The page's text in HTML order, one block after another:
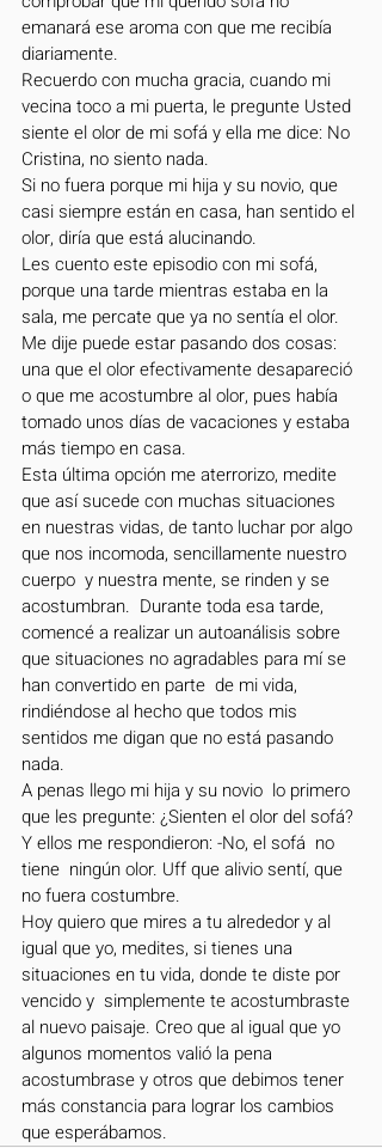
emanará ese aroma con que me recibía
diariamente.
Recuerdo con mucha gracia, cuando mi
vecina toco a mi puerta, le pregunte Usted
siente el olor de mi sofá y ella me dice: No
Cristina, no siento nada.
Si no fuera porque mi hija y su novio, que
casi siempre están en casa, han sentido el
olor, diría que está alucinando.
Les cuento este episodio con mi sofá,
porque una tarde mientras estaba en la
sala, me percate que ya no sentía el olor.
Me dije puede estar pasando dos cosas:
una que el olor efectivamente desapareció
o que me acostumbre al olor, pues había
tomado unos días de vacaciones y estaba
más tiempo en casa.
Esta última opción me aterrorizo, medite
que así sucede con muchas situaciones
en nuestras vidas, de tanto luchar por algo
que nos incomoda, sencillamente nuestro
cuerpo  y nuestra mente, se rinden y se
acostumbran.  Durante toda esa tarde,
comencé a realizar un autoanálisis sobre
que situaciones no agradables para mí se
han convertido en parte  de mi vida,
rindiéndose al hecho que todos mis
sentidos me digan que no está pasando
nada.
A penas llego mi hija y su novio  lo primero
que les pregunte: ¿Sienten el olor del sofá?
Y ellos me respondieron: -No, el sofá  no
tiene  ningún olor. Uff que alivio sentí, que
no fuera costumbre.
Hoy quiero que mires a tu alrededor y al
igual que yo, medites, si tienes una
situaciones en tu vida, donde te diste por
vencido y  simplemente te acostumbraste
al nuevo paisaje. Creo que al igual que yo
algunos momentos valió la pena
acostumbrase y otros que debimos tener
más constancia para lograr los cambios
que esperábamos.